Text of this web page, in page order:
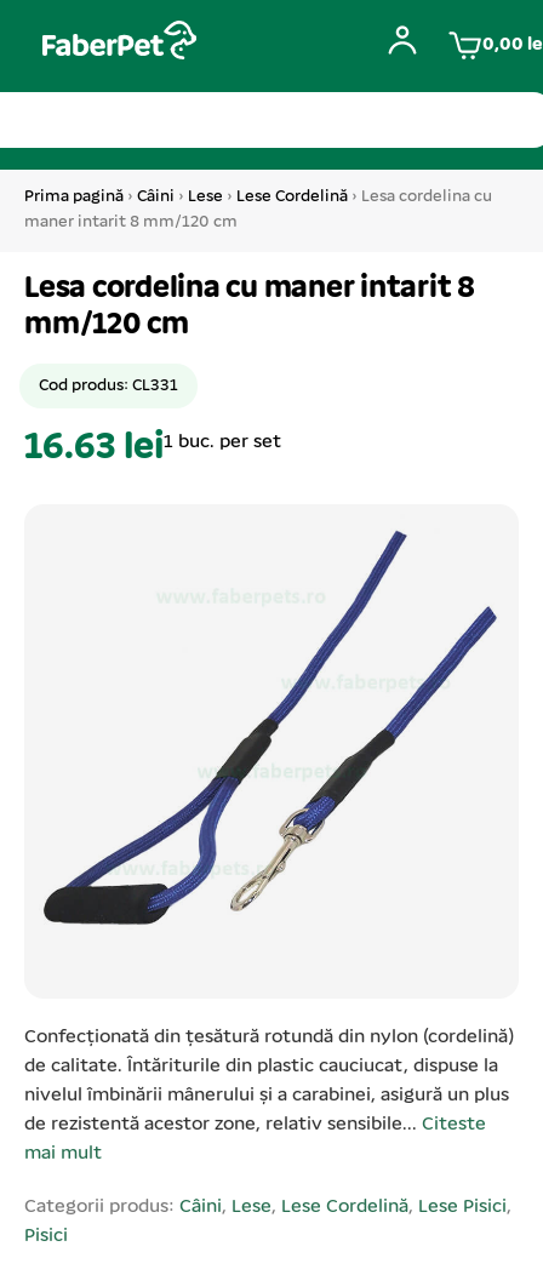
0,00
Prima pagină › Câini › Lese › Lese Cordelină › Lesa cordelina cu
maner intarit 8 mm/120 cm
Lesa cordelina cu maner intarit 8
mm/120 cm
Cod produs: CL331
16.63 lei1 buc. per set
Confecționată din țesătură rotundă din nylon (cordelină)
de calitate. Întăriturile din plastic cauciucat, dispuse la
nivelul îmbinării mânerului şi a carabinei, asigură un plus
de rezistentă acestor zone, relativ sensibile... Citeste
mai mult
Categorii produs: Câini, Lese, Lese Cordelină, Lese Pisici,
Pisici